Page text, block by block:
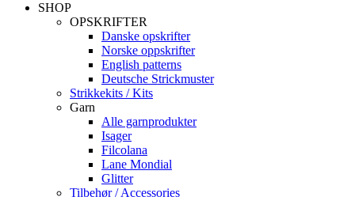
SHOP
OPSKRIFTER
Danske opskrifter
Norske oppskrifter
English patterns
Deutsche Strickmuster
Strikkekits / Kits
Garn
Alle garnprodukter
Isager
Filcolana
Lane Mondial
Glitter
Tilbehør / Accessories